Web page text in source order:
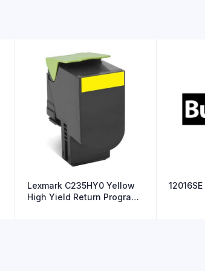
Lexmark C235HY0 Yellow
High Yield Return Program